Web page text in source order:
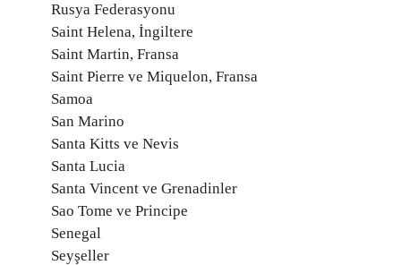
Rusya Federasyonu
Saint Helena, İngiltere
Saint Martin, Fransa
Saint Pierre ve Miquelon, Fransa
Samoa
San Marino
Santa Kitts ve Nevis
Santa Lucia
Santa Vincent ve Grenadinler
Sao Tome ve Principe
Senegal
Seyşeller